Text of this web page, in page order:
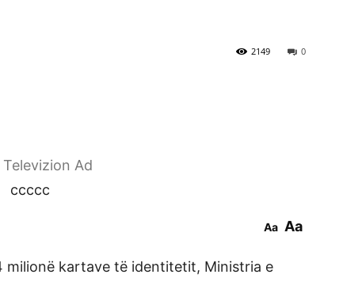
0
2149
Ad
ccccc
Aa Aa
milionë kartave të identitetit, Ministria e